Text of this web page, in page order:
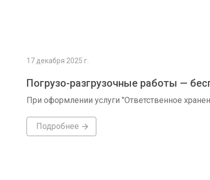
17 декабря 2025 г.
Погрузо-разгрузочные работы —
При оформлении услуги "Ответственное
Подробнее